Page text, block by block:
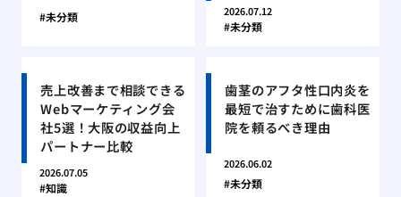
未分類 2026.07.12
未分類
売上改善まで相談できる
Webマーケティング会
社5選！大阪の収益向上
パートナー比較
2026.07.05
知識
歯茎のアフタ性口内炎を
最短で治すために歯科医
院を頼るべき理由
2026.06.02
未分類